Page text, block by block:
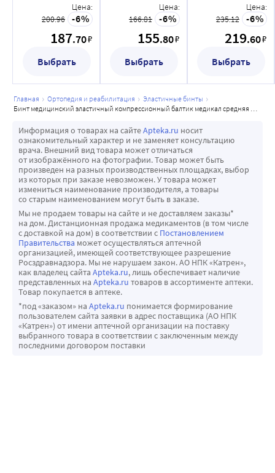
компрессионный
балтик медикал
средняя
смх1,5 м
Цена:
200.96
6
187.70₽
Выбрать
компрессионный
балтик медикал
средняя
смх1 м
Цена:
166.81
6
155.80₽
Выбрать
компрессионный
балтик медикал
средняя
смх2 м
Цена:
235.12
6
219.60₽
Выбрать
главная ортопедия и реабилитация
эластичные бинты
бинт медицинский эластичный компрессионный балтик медикал средняя растяжимость 8 смх2 м
Информация о товарах на сайтеApteka.ru носит
ознакомительный характер и не заменяет консультацию
врача. Внешний вид товара может отличаться
от изображённого на фотографии. Товар может быть
произведен на разных производственных площадках, выбор
из которых при заказе невозможен. У товара может
измениться наименование производителя, а товары
со старым наименованием могут быть в заказе.
Мы не продаем товары на сайте и не доставляем заказы*
на дом. Дистанционная продажа медикаментов (в том числе
с доставкой на дом) в соответствии с Постановлением
Правительства может осуществляться аптечной
организацией, имеющей соответствующее разрешение
Росздравнадзора. Мы не нарушаем закон. АО НПК «Катрен»,
как владелец сайта Apteka.ru, лишь обеспечивает наличие
представленных на Apteka.ru товаров в ассортименте аптеки.
Товар покупается в аптеке.
*под «заказом» на Apteka.ru понимается формирование
пользователем сайта заявки в адрес поставщика (АО НПК
«Катрен») от имени аптечной организации на поставку
выбранного товара в соответствии с заключенным между
последними договором поставки